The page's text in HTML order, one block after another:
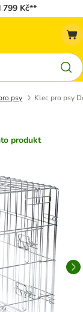
799 Kč**
psy Klec pro psy
produkt